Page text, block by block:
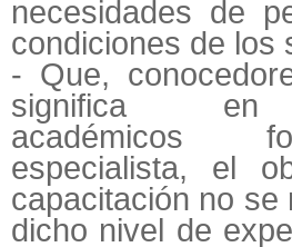
necesidades de
condiciones de los
- Que,
significa en
académicos
especialista, el
capacitación no se
dicho nivel de